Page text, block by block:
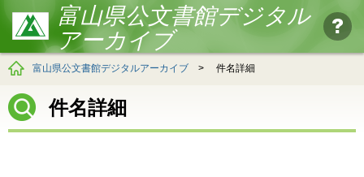
富山県公文書館デジタル
アーカイブ
富山県公文書館デジタルアーカイブ > 件名詳細
件名詳細